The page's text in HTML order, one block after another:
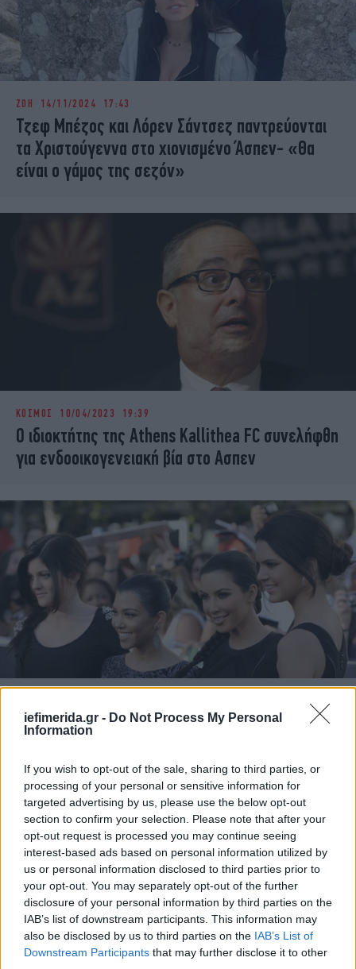
iefimerida.gr - Do Not Process My Personal
Information
If you wish to opt-out of the sale, sharing to third parties, or
processing of your personal or sensitive information for
targeted advertising by us, please use the below opt-out
section to confirm your selection. Please note that after your
opt-out request is processed you may continue seeing
interest-based ads based on personal information utilized by
us or personal information disclosed to third parties prior to
your opt-out. You may separately opt-out of the further
disclosure of your personal information by third parties on the
IAB’s list of downstream participants. This information may
also be disclosed by us to third parties on the IAB’s List of
Downstream Participants that may further disclose it to other
ΖΩΗ 14/11/2024 17:43
Τζεφ Μπέζος και Λόρεν Σάντσεζ παντρεύονται
τα Χριστούγεννα στο χιονισμένο Άσπεν- «Θα
είναι ο γάμος της σεζόν»
ΚΟΣΜΟΣ 10/04/2023 19:39
O ιδιοκτήτης της Athens Kallithea FC συνελήφθη
για ενδοοικογενειακή βία στο Ασπεν
Ούτε το χιόνι δεν τους κρατάει στα ρούχα τους
Ασπεν [εικόνες]